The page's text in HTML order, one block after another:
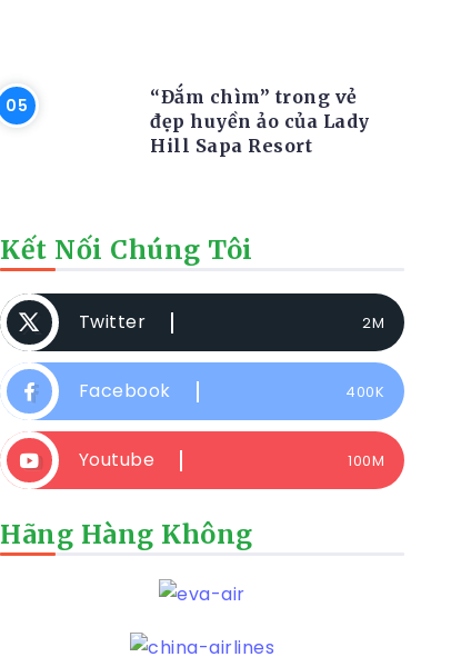
“Đắm chìm” trong vẻ
đẹp huyền ảo của Lady
Hill Sapa Resort
Kết Nối Chúng Tôi
Twitter 2M
Facebook 400K
Youtube 100M
Hãng Hàng Không